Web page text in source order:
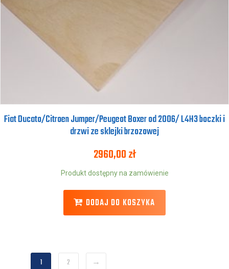
Fiat Ducato/Citroen Jumper/Peugeot Boxer od 2006/ L4H3 boczki i
drzwi ze sklejki brzozowej
2960,00zł
Produkt dostępny na zamówienie
DODAJ DO KOSZYKA
1 2 →